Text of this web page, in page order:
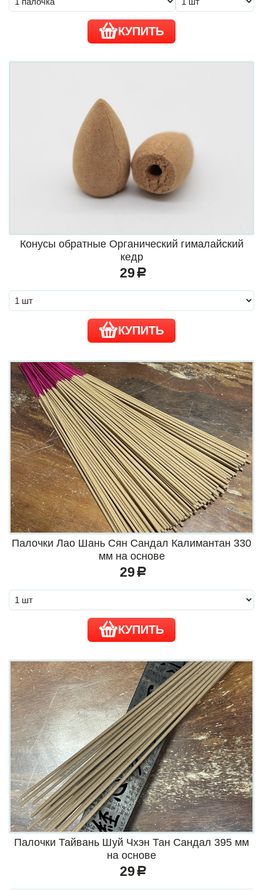
КУПИТЬ
Конусы обратные Органический гималайский
кедр
29 a
КУПИТЬ
Палочки Лао Шань Сян Сандал Калимантан 330
мм на основе
29 a
КУПИТЬ
Палочки Тайвань Шуй Чхэн Тан Сандал 395 мм
на основе
29 a